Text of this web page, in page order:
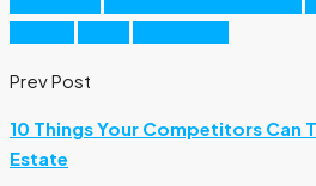
Prev Post
10 Things Your Competitors Can
Estate